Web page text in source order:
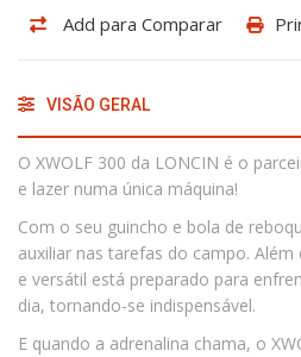
Add para Comparar
VISÃO GERAL
O XWOLF 300 da LONCIN é o
e lazer numa única máquina!
Com o seu guincho e bola de
auxiliar nas tarefas do campo.
e versátil está preparado para
dia, tornando-se indispensável.
E quando a adrenalina chama, o